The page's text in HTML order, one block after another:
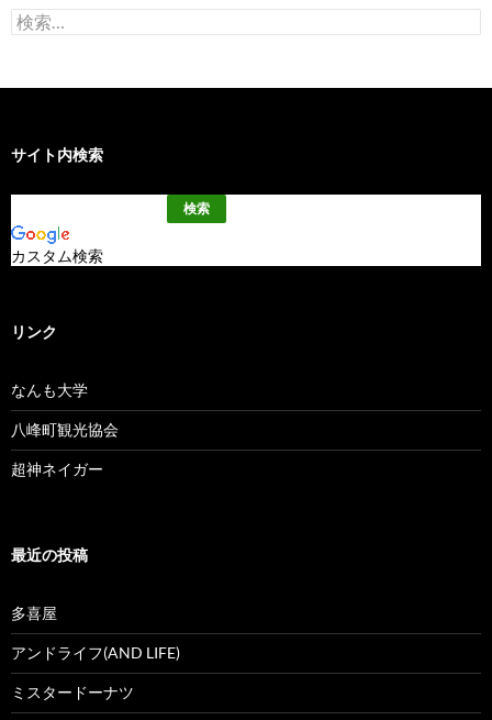
検
索:
サイト内検索
カスタム検索
リンク
なんも大学
八峰町観光協会
超神ネイガー
最近の投稿
多喜屋
アンドライフ(AND LIFE)
ミスタードーナツ